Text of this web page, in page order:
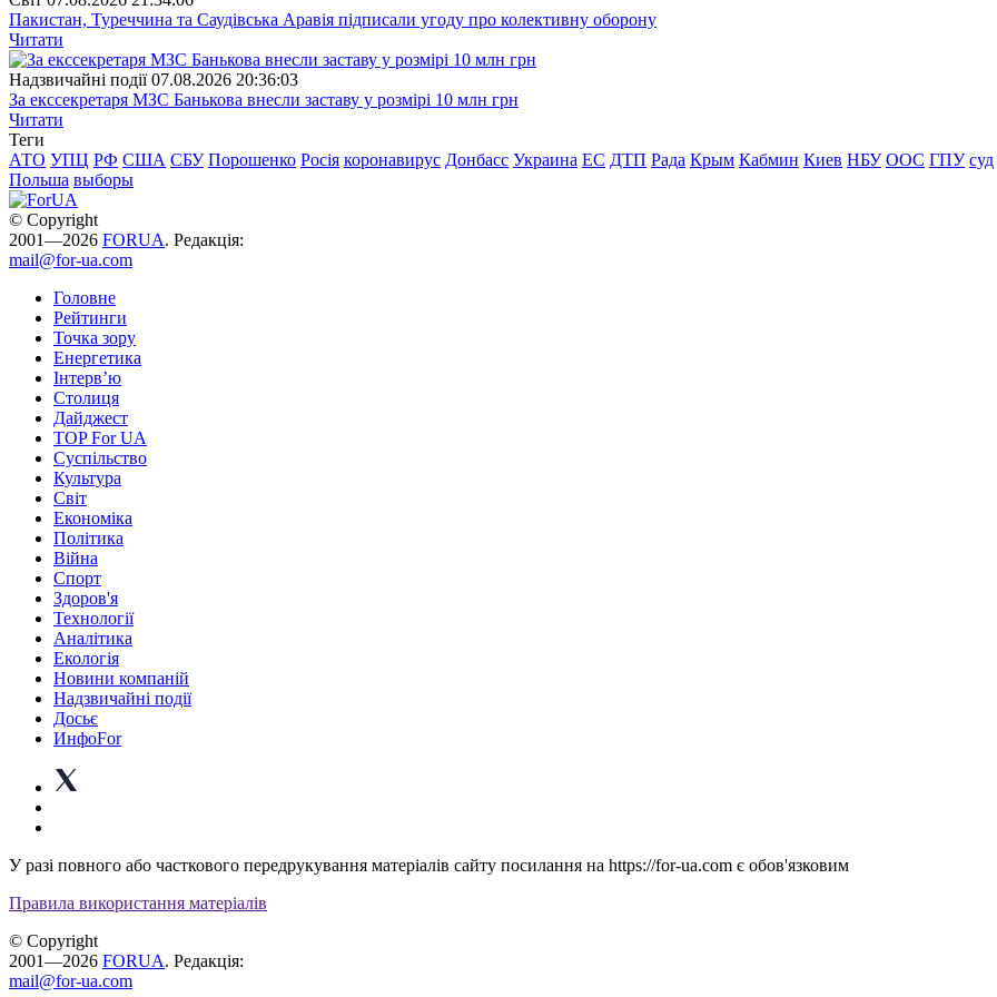
Пакистан, Туреччина та Саудівська Аравія підписали угоду про колективну оборону
Читати
Надзвичайні події 07.08.2026 20:36:03
За екссекретаря МЗС Банькова внесли заставу у розмірі 10 млн грн
Читати
Теги
АТО УПЦ РФ США СБУ Порошенко Росія коронавирус Донбасс Украина ЕС ДТП Рада Крым Кабмин Киев НБУ ООС ГПУ суд
Польша выборы
© Copyright
2001—2026 FORUA. Редакція:
mail@for-ua.com
Головне
Рейтинги
Точка зору
Енергетика
Інтерв’ю
Столиця
Дайджест
TOP For UA
Суспiльство
Культура
Світ
Економіка
Політика
Війна
Спорт
Здоров'я
Технології
Аналітика
Екологія
Новини компаній
Надзвичайні події
Досьє
ИнфоFor
У разі повного або часткового передрукування матеріалів сайту посилання на https://for-ua.com є обов'язковим
Правила використання матеріалів
© Copyright
2001—2026 FORUA. Редакція:
mail@for-ua.com